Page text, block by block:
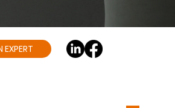
EXPERT